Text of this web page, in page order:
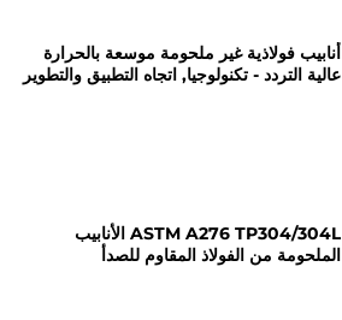
أنابيب فولاذية غير ملحومة موسعة بالحرارة
عالية التردد - تكنولوجيا, اتجاه التطبيق والتطوير
ASTM A276 TP304/304L الأنابيب
الملحومة من الفولاذ المقاوم للصدأ